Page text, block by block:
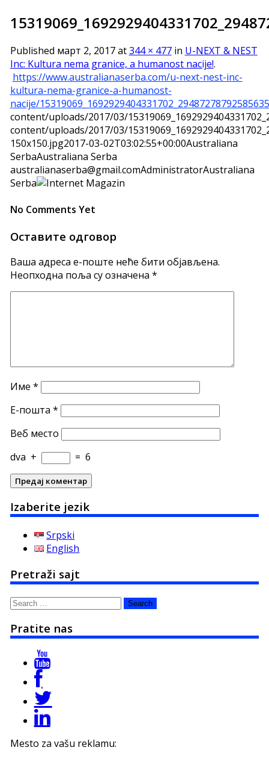
Published март 2, 2017at344 × 477in U-NEXT & NEST
Inc: Kultura nema granice, a humanost nacije!.
https://www.australianaserba.com/u-next-nest-inc-
kultura-nema-granice-a-humanost-
nacije/
content/uploads/2017/03/
content/uploads/2017/03/
150x150.jpg2017-03-02T03:02:55+00:00Australiana
SerbaAustraliana Serba
australianaserba@gmail.comAdministratorAustraliana
Serba
No Comments Yet
Оставите одговор
Ваша адреса е-поште неће бити објављена.
Неопходна поља су означена *
Име *
Е-пошта *
Веб место
dva + = 6
Izaberite jezik
Srpski
English
Pretraži sajt
Search
Pratite nas
Mesto za vašu reklamu: